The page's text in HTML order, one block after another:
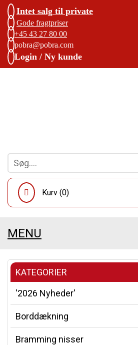
Intet salg til private
Gode fragtpriser
+45 43 27 80 00
pobra@pobra.com
Login / Ny kunde
Kurv (0)
MENU
KATEGORIER
'2026 Nyheder'
Borddækning
Bramming nisser